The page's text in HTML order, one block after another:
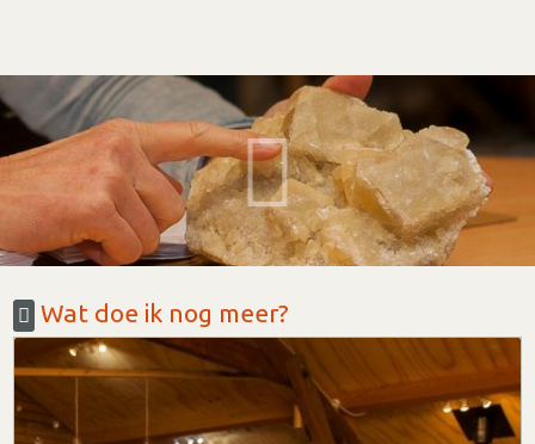
Wat doe ik nog meer?